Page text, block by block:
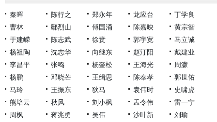
秦晖 陈行之 郑永年 龙应台
丁学良
曹林
鄢烈山 傅国涌 陈嘉映
黄宗智
于建嵘
陈志武 徐贲 郭宇宽
马立诚
杨祖陶
沈志华 向继东 赵汀阳
戴建业
李昌平
张鸣 杨奎松 王海光
周濂
杨鹏
邓晓芒 王缉思 陈奉孝
郭世佑
马玲
王振东 狄马 袁伟时
史啸虎
熊培云
秋风 刘小枫 孟令伟
雷一宁
周枫
蒋兆勇 吴伟 沙叶新
刘瑜